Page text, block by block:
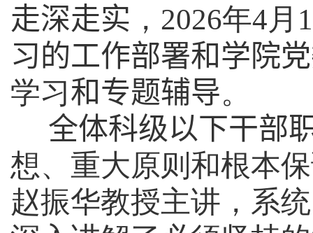
走深走实 ， 2026年4月 1
习的工作部署和学院
学习 和专题辅导。
全体科级以下干部
想、重大原则和根本
赵振华教授主讲，系